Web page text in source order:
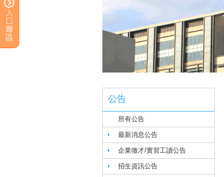
公告
所有公告
最新消息公告
企業徵才/實習工讀公告
招生資訊公告